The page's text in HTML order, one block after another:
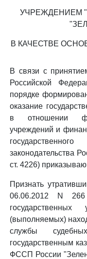
УЧРЕЖДЕНИЕМ
В КАЧЕСТВЕ
В связи с
Российской
порядке
оказание
в отношении
учреждений и
законодательства
ст. 4226)
Признать
06.06.2012 N
(выполняемых)
службы
государственным
ФССП России